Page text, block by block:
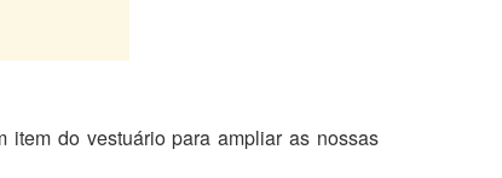
item do vestuário para ampliar as nossas